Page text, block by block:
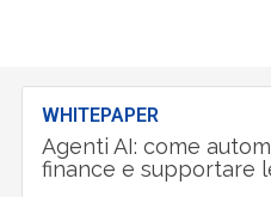
WHITEPAPER
Agenti AI: come
finance e supportare